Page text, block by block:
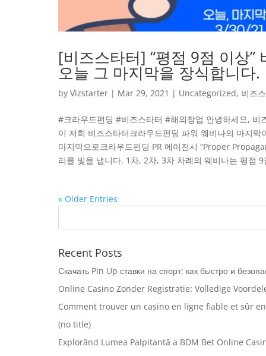
[비즈스타터] “평점 9점 이상
오늘 그 마지막을 장식합니다.
by Vizstarter | Mar 29, 2021 | Uncategorized, 비즈
#크라우드펀딩 #비즈스타터 #해외창업 안녕하세요, 비
이 저희 비즈스타터크라우드펀딩 파워 웨비나의 마지
마지막으로크라우드펀딩 PR 에이전시 “Proper
리를 빛을 냅니다. 1차, 2차, 3차 차례의 웨비나는 평점
« Older Entries
Recent Posts
Скачать Pin Up ставки на спорт: как быстро и
Online Casino Zonder Registratie: Volledige
Comment trouver un casino en ligne fiable et sûr
(no title)
Explorând Lumea Palpitantă a BDM Bet Online